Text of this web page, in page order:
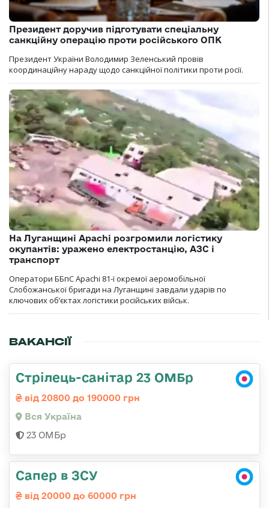
Президент доручив підготувати спеціальну
санкційну операцію проти російського ОПК
Президент України Володимир Зеленський провів
координаційну нараду щодо санкційної політики проти росії.
На Луганщині Apachi розгромили логістику
окупантів: уражено електростанцію, АЗС і
транспорт
Оператори ББпС Apachi 81-ї окремої аеромобільної
Слобожанської бригади на Луганщині завдали ударів по
ключових об’єктах логістики російських військ.
ВАКАНСІЇ
Стрілець-санітар 23 ОМБр
від 20800 до 190000 грн
Вся Україна
23 ОМБр
Сапер в ЗСУ
від 20000 до 60000 грн